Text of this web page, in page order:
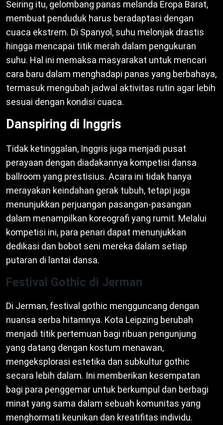
Seiring itu, gelombang panas melanda Eropa Barat,
membuat penduduk harus beradaptasi dengan
cuaca ekstrem. Di Spanyol, suhu melonjak drastis
hingga mencapai titik merah dalam pengukuran
suhu. Hal ini memaksa masyarakat untuk mencari
cara baru dalam menghadapi panas yang berbahaya,
termasuk mengubah jadwal aktivitas rutin agar lebih
sesuai dengan kondisi cuaca.
Danspiring di Inggris
Tidak ketinggalan, Inggris juga menjadi pusat
perayaan dengan diadakannya kompetisi dansa
ballroom yang prestisius. Acara ini tidak hanya
merayakan keindahan gerak tubuh, tetapi juga
menunjukkan perjuangan pasangan-pasangan
dalam menampilkan koreografi yang rumit. Melalui
kompetisi ini, para penari dapat menunjukkan
dedikasi dan bobot seni mereka dalam setiap
putaran di lantai dansa.
Festival Gothic di Jerman
Di Jerman, festival gothic mengguncang dengan
nuansa serba hitamnya. Kota Leipzing berubah
menjadi titik pertemuan bagi ribuan pengunjung
yang datang dengan kostum menawan,
mengeksplorasi estetika dan subkultur gothic
secara lebih dalam. Ini memberikan kesempatan
bagi para penggemar untuk berkumpul dan berbagi
minat yang sama dalam sebuah komunitas yang
menghormati keunikan dan kreatifitas individu.